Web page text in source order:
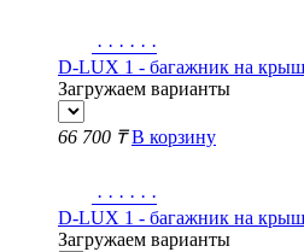
· · · · · ·
D-LUX 1 - багажник на
Загружаем варианты
66 700 ₸ В корзину
· · · · · ·
D-LUX 1 - багажник на
Загружаем варианты